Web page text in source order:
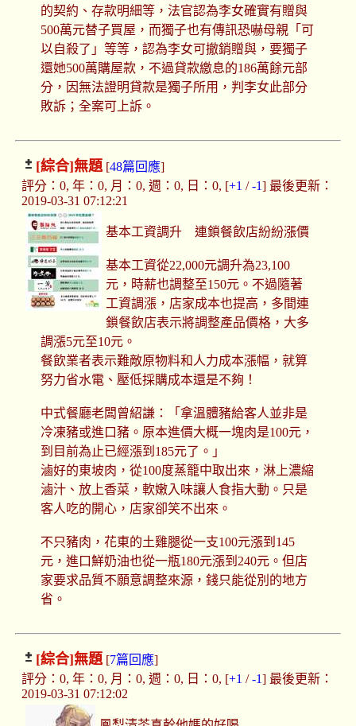
的契約、存款明細等，法官認為李女確實有贈與
500萬元替子買屋，而獨子也有傳訊恐嚇母親「可
以自殺了」等等，認為李女可撤銷贈與，要獨子
還她500萬購屋款，不過貸款繳息的186萬餘元部
分，因無法證明貸款是獨子所用，判李女此部分
敗訴；全案可上訴。
[綜合]無題[48篇回應]
評分：0, 年：0, 月：0, 週：0, 日：0, [+1 /-1] 最後更新：
2019-03-31 07:12:21
基本工資調升 連鎖餐飲店紛紛漲價
基本工資從22,000元調升為23,100
元，時薪也調整至150元。不過隨著
工資調漲，店家成本也提高，多間連
鎖餐飲店表示將調整產品價格，大多
調漲5元至10元。
餐飲業者表示難敵原物料和人力成本漲幅，就算
努力省水電、壓低採購成本還是不夠！
中式餐廳老闆曾紹謙：「拿溫體豬給客人並非是
冷凍豬或進口豬。原本進價大概一塊肉是100元，
到目前為止已經漲到185元了。」
滷好的東坡肉，從100度蒸籠中取出來，淋上濃縮
滷汁、放上香菜，軟嫩入味讓人食指大動。只是
客人吃的開心，店家卻笑不出來。
不只豬肉，花東的土雞腿從一支100元漲到145
元，進口鮮奶油也從一瓶180元漲到240元。但店
家要求品質不願意調整來源，錢只能從別的地方
省。
[綜合]無題[7篇回應]
評分：0, 年：0, 月：0, 週：0, 日：0, [+1 /-1] 最後更新：
2019-03-31 07:12:02